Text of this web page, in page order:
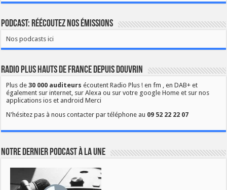
Podcast: Réécoutez nos émissions
Nos podcasts ici
Radio Plus Hauts de France depuis Douvrin
Plus de30 000 auditeurs écoutent Radio Plus ! en fm , en DAB+ et
également sur internet, sur Alexa ou sur votre google Home et sur nos
applications ios et android Merci
N'hésitez pas à nous contacter par téléphone au 09 52 22 22 07
Notre dernier podcast à la une